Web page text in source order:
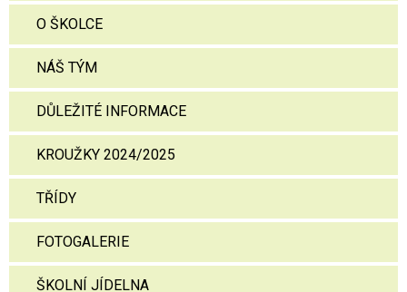
O ŠKOLCE
NÁŠ TÝM
DŮLEŽITÉ INFORMACE
KROUŽKY 2024/2025
TŘÍDY
FOTOGALERIE
ŠKOLNÍ JÍDELNA